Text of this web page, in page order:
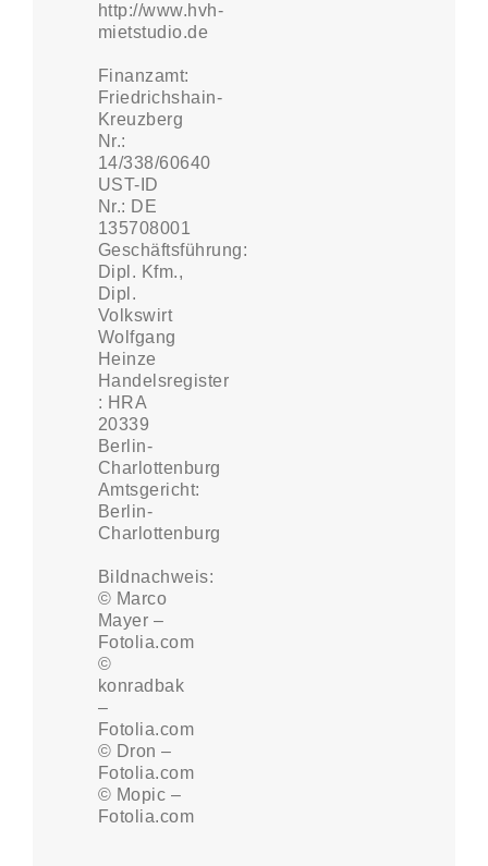
http://www.hvh-
mietstudio.de
Finanzamt:
Friedrichshain-
Kreuzberg
Nr.:
14/338/60640
UST-ID
Nr.: DE
135708001
Geschäftsführung:
Dipl. Kfm.,
Dipl.
Volkswirt
Wolfgang
Heinze
Handelsregister
: HRA
20339
Berlin-
Charlottenburg
Amtsgericht:
Berlin-
Charlottenburg
Bildnachweis:
© Marco
Mayer –
Fotolia.com
©
konradbak
–
Fotolia.com
© Dron –
Fotolia.com
© Mopic –
Fotolia.com